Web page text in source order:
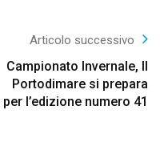
Articolo successivo
Campionato Invernale, Il
Portodimare si prepara
per l’edizione numero 41